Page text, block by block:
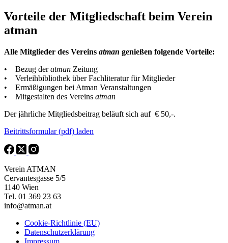
Vorteile der Mitgliedschaft beim Verein
atman
Alle Mitglieder des Vereins atman genießen folgende Vorteile:
• Bezug deratman Zeitung
• Verleihbibliothek über Fachliteratur für Mitglieder
• Ermäßigungen bei Atman Veranstaltungen
• Mitgestalten des Vereins atman
Der jährliche Mitgliedsbeitrag beläuft sich auf € 50,-.
Beitrittsformular (pdf) laden
Verein ATMAN
Cervantesgasse 5/5
1140 Wien
Tel. 01 369 23 63
info@atman.at
Cookie-Richtlinie (EU)
Datenschutzerklärung
Impressum